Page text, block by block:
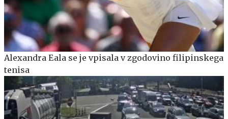
Alexandra Eala se je vpisala v zgodovino filipinskega
tenisa